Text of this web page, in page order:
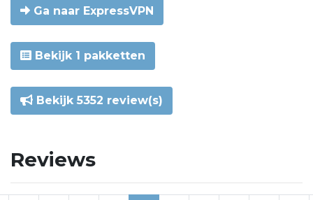
Ga naar ExpressVPN
Bekijk 1 pakketten
Bekijk 5352 review(s)
Reviews